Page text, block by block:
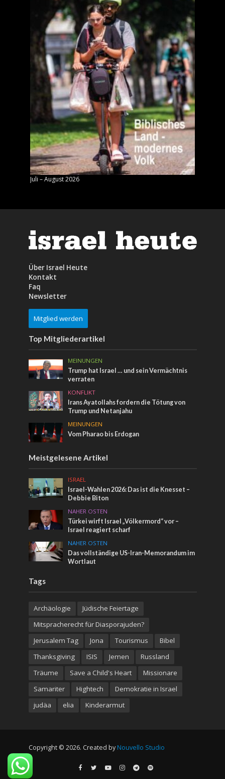
Juli – August 2026
Über Israel Heute
Kontakt
Faq
Newsletter
Mitglied werden
Top Mitgliederartikel
MEINUNGEN
Trump hat Israel … und sein Vermächtnis
verraten
KONFLIKT
Irans Ayatollahs fordern die Tötung von
Trump und Netanjahu
MEINUNGEN
Vom Pharao bis Erdogan
Meistgelesene Artikel
ISRAEL
Israel-Wahlen 2026: Das ist die Knesset –
Debbie Biton
NAHER OSTEN
Türkei wirft Israel „Völkermord“ vor –
Israel reagiert scharf
NAHER OSTEN
Das vollständige US-Iran-Memorandum im
Wortlaut
Tags
Archäologie
Jüdische Feiertage
Mitspracherecht für Diasporajuden?
Jerusalem Tag
Jona Tourismus
Bibel
Thanksgiving
ISIS Jemen
Russland
Träume
Save a Child's Heart
Missionare
Samariter
Hightech
Demokratie in Israel
judäa
elia Kinderarmut
Copyright © 2026. Created by Nouvello Studio